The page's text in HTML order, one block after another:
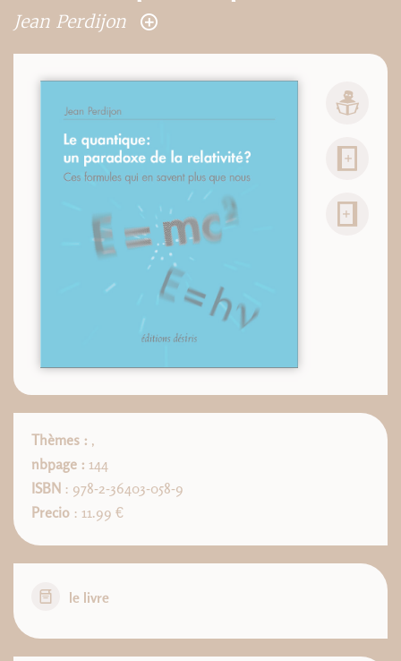
Jean Perdijon
Thèmes : ,
nbpage : 144
ISBN : 978-2-36403-058-9
Precio : 11.99 €
le livre